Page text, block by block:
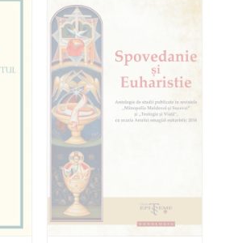
Stoc epuizat